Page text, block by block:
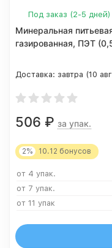
Под заказ (2-5 дней)
Минеральная
газированная, ПЭТ
Доставка: завтра (10
506 ₽ за упак.
2% 10.12 бонусов
от 4 упак.
от 7 упак.
от 11 упак